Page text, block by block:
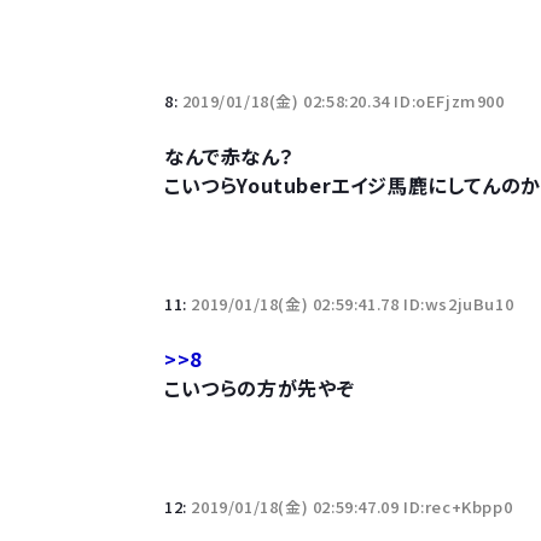
8: 2019/01/18(金) 02:58:20.34 ID:oEFjzm900
なんで赤なん？
こいつらYoutuberエイジ馬鹿にしてんのか
11: 2019/01/18(金) 02:59:41.78 ID:ws2juBu10
>>8
こいつらの方が先やぞ
12: 2019/01/18(金) 02:59:47.09 ID:rec+Kbpp0